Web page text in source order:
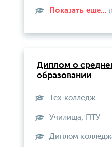
Показать еще...
Диплом о
образовании
Тех-колледж
Училища, ПТУ
Диплом